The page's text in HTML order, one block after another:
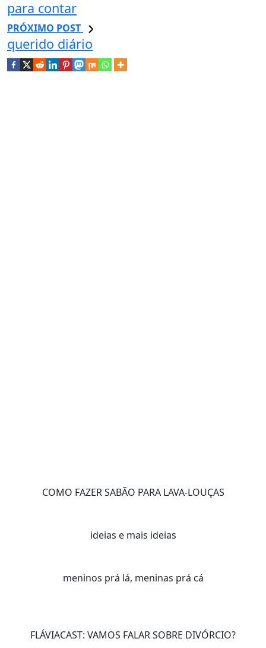
para contar
PRÓXIMO POST
querido diário
COMO FAZER SABÃO PARA LAVA-LOUÇAS
ideias e mais ideias
meninos prá lá, meninas prá cá
FLÁVIACAST: VAMOS FALAR SOBRE DIVÓRCIO?